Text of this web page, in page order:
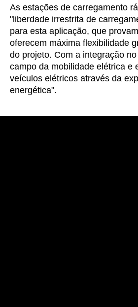
As estações de carregamento
"liberdade irrestrita de
para esta aplicação, que
oferecem máxima flexibilidade
do projeto. Com a integração
campo da mobilidade elétrica e
veículos elétricos através da
energética".